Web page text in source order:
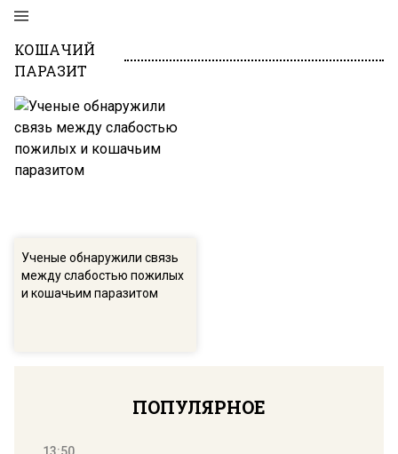
КОШАЧИЙ
ПАРАЗИТ
Ученые обнаружили связь
между слабостью пожилых
и кошачьим паразитом
ПОПУЛЯРНОЕ